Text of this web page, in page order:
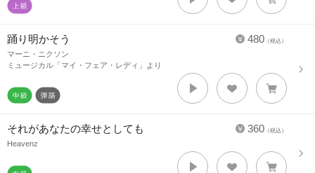
480 （税込）
踊り明かそう
マーニ・ニクソン
ミュージカル「マイ・フェア・レディ」より
360 （税込）
それがあなたの幸せとしても
Heavenz